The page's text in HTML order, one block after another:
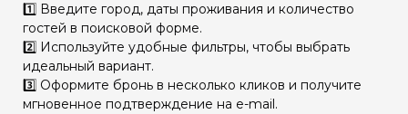
1️⃣ Введите город, даты проживания и количество
гостей в поисковой форме.
2️⃣ Используйте удобные фильтры, чтобы выбрать
идеальный вариант.
3️⃣ Оформите бронь в несколько кликов и получите
мгновенное подтверждение на e-mail.